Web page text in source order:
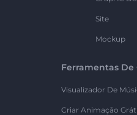
Site
Mockup
Ferramentas De
Visualizador De
Criar Animação